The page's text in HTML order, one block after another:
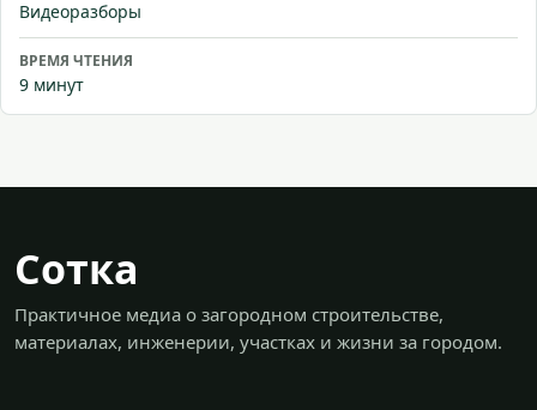
Видеоразборы
ВРЕМЯ ЧТЕНИЯ
9 минут
Сотка
Практичное медиа о загородном строительстве,
материалах, инженерии, участках и жизни за городом.